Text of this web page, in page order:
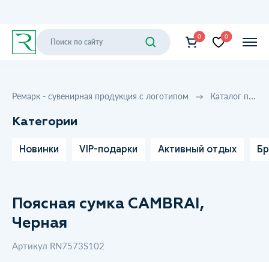
0 0
Ремарк - сувенирная продукция с логотипом Каталог продукции
Категории
Новинки VIP-подарки Активный отдых
Поясная сумка CAMBRAI,
Черная
Артикул RN7573S102